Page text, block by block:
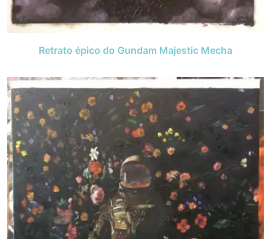
Retrato épico do Gundam Majestic Mecha